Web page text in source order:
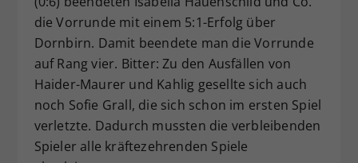
die Vorrunde mit einem 5:1-Erfolg über
Dornbirn. Damit beendete man die Vorrunde
auf Rang vier. Bitter: Zu den Ausfällen von
Haider-Maurer und Kahlig gesellte sich auch
noch Sofie Grall, die sich schon im ersten Spiel
verletzte. Dadurch mussten die verbleibenden
Spieler alle kräftezehrenden Spiele